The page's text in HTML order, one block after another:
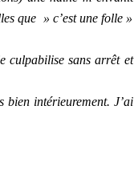
que » c’est une folle »
culpabilise sans arrêt et
bien intérieurement. J’ai